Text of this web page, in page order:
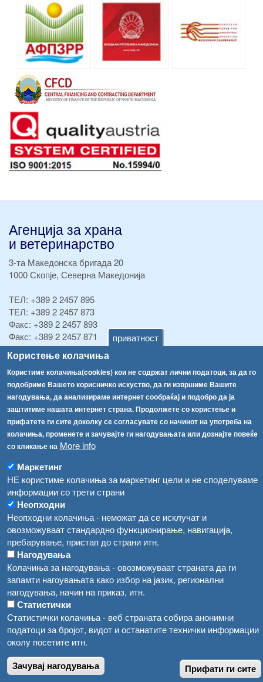
приватност
Користење колачиња
Користиме колачиња(cookies) кои не содржат лични податоци, за да го
подобриме Вашето корисничко искуство, да ги извршиме Вашите
нагодувања, да анализираме интернет сообраќај и подобро да ја
заштитиме нашата интернет страна. Продолжете со користење и
прифатете ги сите доколку се согласувате со начинот на употреба на
колачиња, променете и зачувајте ги нагодувањата или дознајте повеќе
со кликање на More info
Маркетинг
НЕ користиме колачиња за маркетинг цели и не споделуваме
информации со трети страни
Неопходни
Неопходни колачиња - неможат да се исклучат и
овозможуваат стандардно функционирање, навигација,
пребарување, пристап до страни итн.
Нагодувања
Колачиња за нагодувања - овозможуваат страната да ги
запамти нагоувањата како избор на јазик, регионални
нагодувања, начин на приказ, итн.
Статистички
Статистички колачиња - веб страната собира анонимни
податоци за бројот, видот и останатите технички информации
околу посетите итн.
Зачувај нагодувања Прифати ги сите
Агенција за храна
и ветеринарство
3-та Македонска бригада 20
1000 Скопје, Северна Македонија
ТЕЛ: +389 2 2457 895
ТЕЛ: +389 2 2457 873
Факс: +389 2 2457 893
Факс: +389 2 2457 871
info@fva.gov.mk
[АХВ-претходна страна]
Соопштенија
Република Бугарија ги засили официјалните контроли при увоз на свежо овошје и зеленчук
Високите температури ризик од труење со храна, опасни се и за животните
Водата во Гостивар може да се користи како техничка, продолжува испораката на флаширана вода
Во Гостивар спроведени 70 вонредни контроли
Забраната за водата во Гостивар останува на сила, операторите да користат само технички безбедна вода
Навигација
Архива
Регистри
Обрасци
Огласи